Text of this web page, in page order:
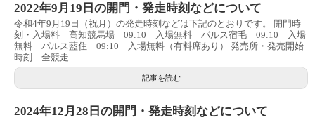
2022年9月19日の開門・発走時刻などについて
令和4年9月19日（祝月）の発走時刻などは下記のとおりです。 開門時
刻・入場料 高知競馬場 09:10 入場無料 パルス宿毛 09:10 入場
無料 パルス藍住 09:10 入場無料（有料席あり） 発売所・発売開始
時刻 全競走...
記事を読む
2024年12月28日の開門・発走時刻などについて